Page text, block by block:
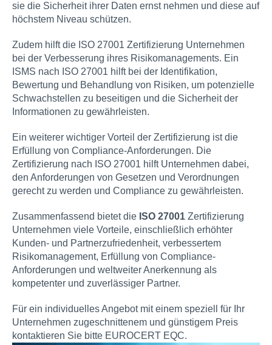
sie die Sicherheit ihrer Daten ernst nehmen und diese auf
höchstem Niveau schützen.
Zudem hilft die ISO 27001 Zertifizierung Unternehmen
bei der Verbesserung ihres Risikomanagements. Ein
ISMS nach ISO 27001 hilft bei der Identifikation,
Bewertung und Behandlung von Risiken, um potenzielle
Schwachstellen zu beseitigen und die Sicherheit der
Informationen zu gewährleisten.
Ein weiterer wichtiger Vorteil der Zertifizierung ist die
Erfüllung von Compliance-Anforderungen. Die
Zertifizierung nach ISO 27001 hilft Unternehmen dabei,
den Anforderungen von Gesetzen und Verordnungen
gerecht zu werden und Compliance zu gewährleisten.
Zusammenfassend bietet die ISO 27001Zertifizierung
Unternehmen viele Vorteile, einschließlich erhöhter
Kunden- und Partnerzufriedenheit, verbessertem
Risikomanagement, Erfüllung von Compliance-
Anforderungen und weltweiter Anerkennung als
kompetenter und zuverlässiger Partner.
Für ein individuelles Angebot mit einem speziell für Ihr
Unternehmen zugeschnittenem und günstigem Preis
kontaktieren Sie bitte EUROCERT EQC.